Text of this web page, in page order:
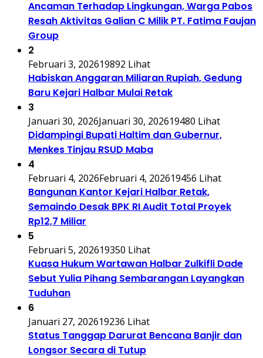
Ancaman Terhadap Lingkungan, Warga Pabos
Resah Aktivitas Galian C Milik PT. Fatima Faujan
Group
2
Februari 3, 202619892 Lihat
Habiskan Anggaran Miliaran Rupiah, Gedung
Baru Kejari Halbar Mulai Retak
3
Januari 30, 2026Januari 30, 202619480 Lihat
Didampingi Bupati Haltim dan Gubernur,
Menkes Tinjau RSUD Maba
4
Februari 4, 2026Februari 4, 202619456 Lihat
Bangunan Kantor Kejari Halbar Retak,
Semaindo Desak BPK RI Audit Total Proyek
Rp12,7 Miliar
5
Februari 5, 202619350 Lihat
Kuasa Hukum Wartawan Halbar Zulkifli Dade
Sebut Yulia Pihang Sembarangan Layangkan
Tuduhan
6
Januari 27, 202619236 Lihat
Status Tanggap Darurat Bencana Banjir dan
Longsor Secara di Tutup